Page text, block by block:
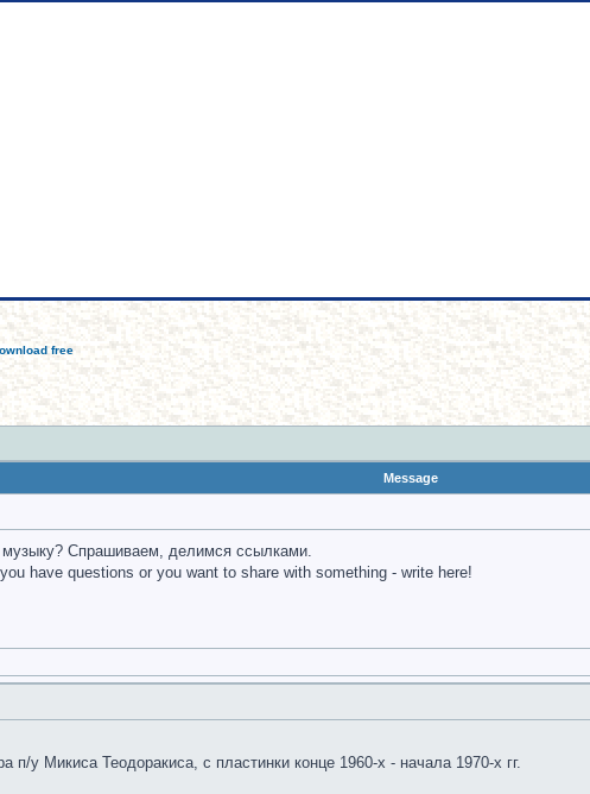
free
Message
музыку? Спрашиваем, делимся ссылками.
have questions or you want to share with something - write here!
п/у Микиса Теодоракиса, с пластинки конце 1960-х - начала 1970-х гг.